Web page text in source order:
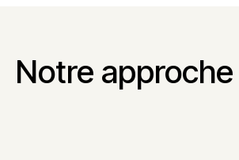
Notre approche